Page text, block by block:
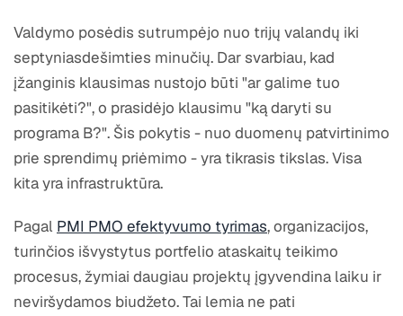
Valdymo posėdis sutrumpėjo nuo trijų valandų iki
septyniasdešimties minučių. Dar svarbiau, kad
įžanginis klausimas nustojo būti "ar galime tuo
pasitikėti?", o prasidėjo klausimu "ką daryti su
programa B?". Šis pokytis - nuo duomenų patvirtinimo
prie sprendimų priėmimo - yra tikrasis tikslas. Visa
kita yra infrastruktūra.
Pagal PMI PMO efektyvumo tyrimas, organizacijos,
turinčios išvystytus portfelio ataskaitų teikimo
procesus, žymiai daugiau projektų įgyvendina laiku ir
neviršydamos biudžeto. Tai lemia ne pati